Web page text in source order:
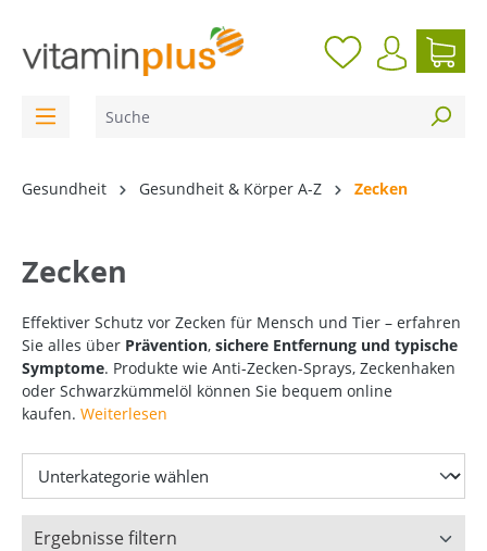
Gesundheit Gesundheit & Körper A-Z Zecken
Zecken
Effektiver Schutz vor Zecken für Mensch und Tier – erfahren
Sie alles über Prävention, sichere Entfernung und typische
Symptome. Produkte wie Anti-Zecken-Sprays, Zeckenhaken
oder Schwarzkümmelöl können Sie bequem online
kaufen. Weiterlesen
Ergebnisse filtern